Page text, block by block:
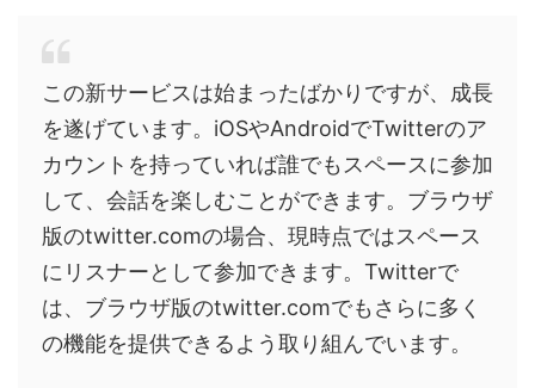
この新サービスは始まったばかりですが、成長
を遂げています。iOSやAndroidでTwitterのア
カウントを持っていれば誰でもスペースに参加
して、会話を楽しむことができます。ブラウザ
版のtwitter.comの場合、現時点ではスペース
にリスナーとして参加できます。Twitterで
は、ブラウザ版のtwitter.comでもさらに多く
の機能を提供できるよう取り組んでいます。